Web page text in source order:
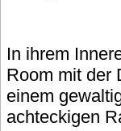
In ihrem
Room mit der
einem
achteckigen